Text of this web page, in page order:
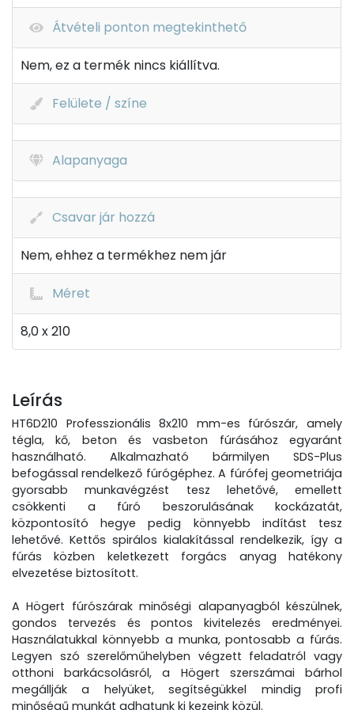
Átvételi ponton megtekinthető
Nem, ez a termék nincs kiállítva.
Felülete / színe
Alapanyaga
Csavar jár hozzá
Nem, ehhez a termékhez nem jár
Méret
8,0 x 210
Leírás
HT6D210 Professzionális 8x210 mm-es fúrószár, amely
tégla, kő, beton és vasbeton fúrásához egyaránt
használható. Alkalmazható bármilyen SDS-Plus
befogással rendelkező fúrógéphez. A fúrófej geometriája
gyorsabb munkavégzést tesz lehetővé, emellett
csökkenti a fúró beszorulásának kockázatát,
központosító hegye pedig könnyebb indítást tesz
lehetővé. Kettős spirálos kialakítással rendelkezik, így a
fúrás közben keletkezett forgács anyag hatékony
elvezetése biztosított.
A Högert fúrószárak minőségi alapanyagból készülnek,
gondos tervezés és pontos kivitelezés eredményei.
Használatukkal könnyebb a munka, pontosabb a fúrás.
Legyen szó szerelőműhelyben végzett feladatról vagy
otthoni barkácsolásról, a Högert szerszámai bárhol
megállják a helyüket, segítségükkel mindig profi
minőségű munkát adhatunk ki kezeink közül.